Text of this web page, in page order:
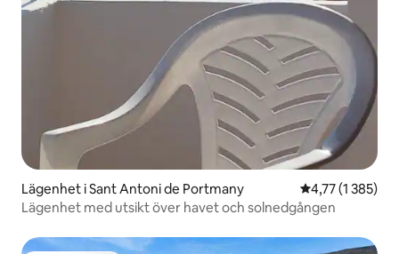
Lägenhet i Sant Antoni de Portmany 4,77 av 5 i
4,77 (1 385)
Lägenhet med utsikt över havet och solnedgången